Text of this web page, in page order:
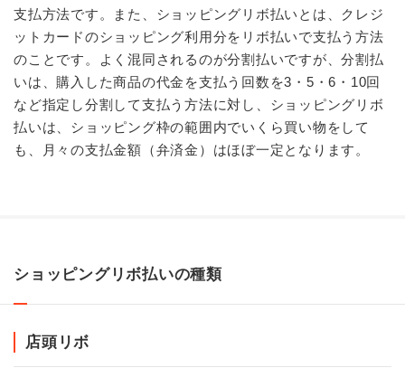
支払方法です。また、ショッピングリボ払いとは、クレジ
ットカードのショッピング利用分をリボ払いで支払う方法
のことです。よく混同されるのが分割払いですが、分割払
いは、購入した商品の代金を支払う回数を3・5・6・10回
など指定し分割して支払う方法に対し、ショッピングリボ
払いは、ショッピング枠の範囲内でいくら買い物をして
も、月々の支払金額（弁済金）はほぼ一定となります。
ショッピングリボ払いの種類
店頭リボ